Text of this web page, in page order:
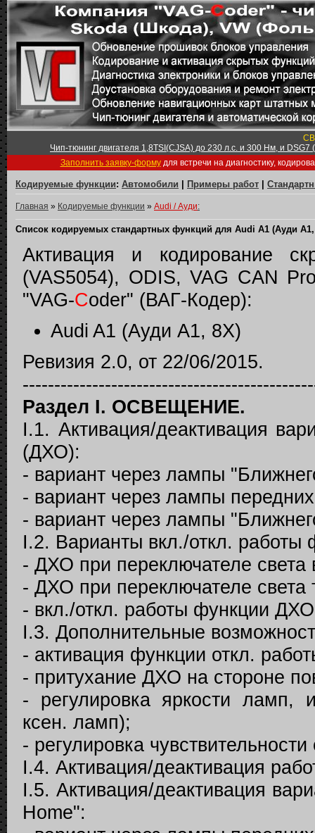
Чип-тюнинг двигателя 1,8TSI(CJSA) до 230 л.с. и 300 Нм, и
Заполнить заявку-формудля встречи на диагностику,
Кодируемые функции: Автомобили Примеры работ
Главная » Кодируемые функции » Audi / Ауди:
Список кодируемых стандартных функций для Audi A1 (Ауди А1,
Активация и кодирование
(VAS5054), ODIS, VAG CAN
"VAG-Coder" (ВАГ-Кодер):
Audi A1 (Ауди А1, 8X)
Ревизия 2.0, от 22/06/2015.
Раздел I. ОСВЕЩЕНИЕ.
I.1. Активация/деактивация
(ДХО):
- вариант через лампы
- вариант через лампы
- вариант через лампы
I.2. Варианты вкл./откл.
- ДХО при переключателе света
- ДХО при переключателе света
- вкл./откл. работы функции
I.3. Дополнительные
- активация функции откл.
- притухание ДХО на стороне
- регулировка яркости ламп,
ксен. ламп);
- регулировка
I.4. Активация/деактивация
I.5. Активация/деактивация
Home":